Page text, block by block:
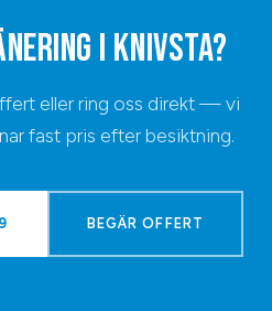
I KNIVSTA?
eller ring oss direkt — vi
fast pris efter besiktning.
BEGÄR OFFERT